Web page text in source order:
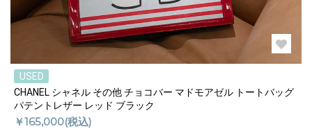
USED
CHANEL シャネル その他 チョコバー マドモアゼル トートバッグ
パテントレザー レッド ブラック
￥165,000(税込)